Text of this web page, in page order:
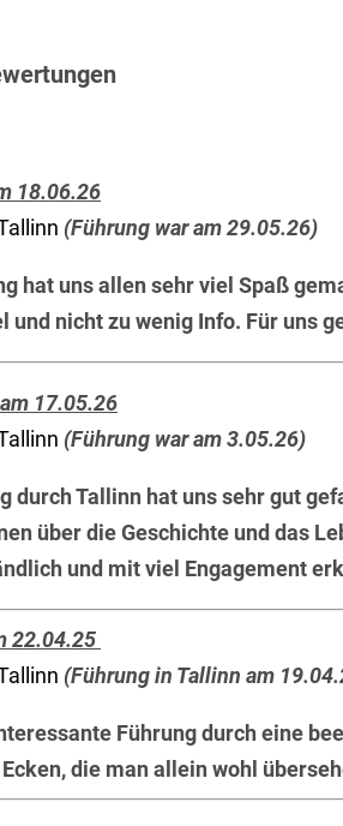
18.06.26
(Führung war am 29.05.26)
hat uns allen sehr viel Spaß
und nicht zu wenig Info. Für uns
17.05.26
(Führung war am 3.05.26)
durch Tallinn hat uns sehr gut
über die Geschichte und das
und mit viel Engagement
22.04.25
(Führung in Tallinn am
Führung durch eine
die man allein wohl